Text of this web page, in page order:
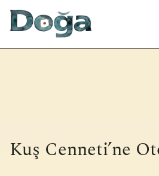
Kuş Cenneti’ne